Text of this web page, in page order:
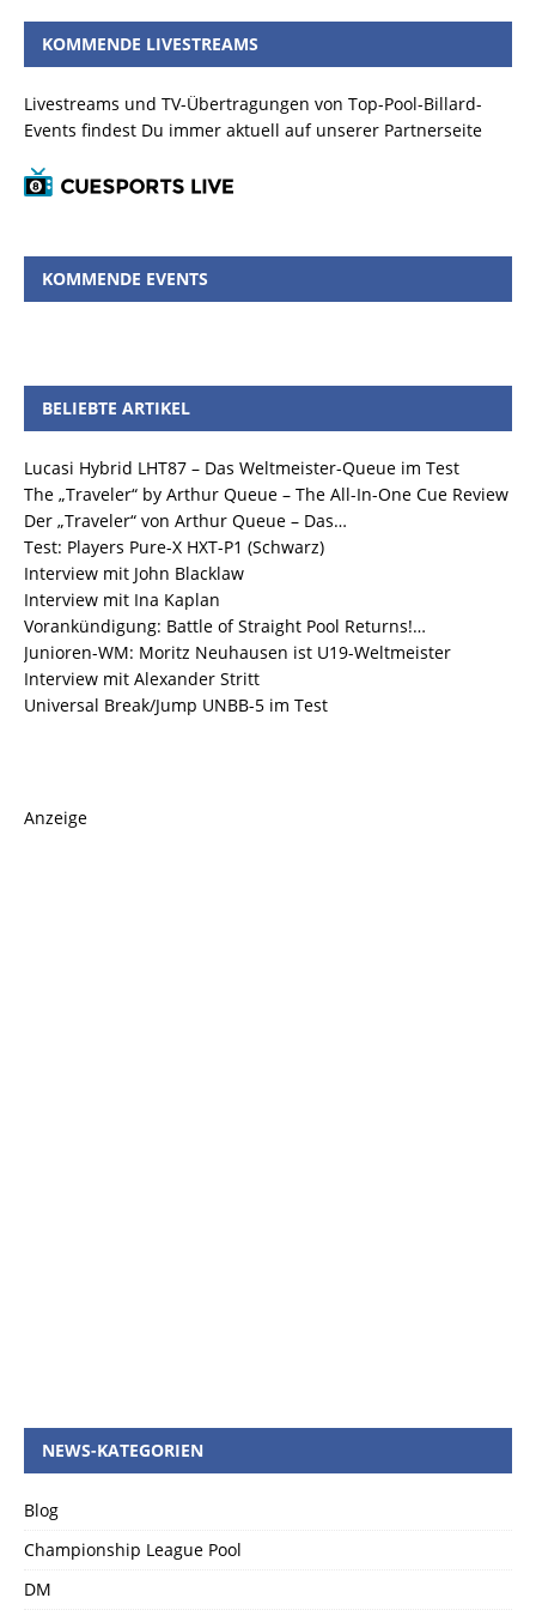
KOMMENDE LIVESTREAMS
Livestreams und TV-Übertragungen von Top-Pool-Billard-
Events findest Du immer aktuell auf unserer Partnerseite
KOMMENDE EVENTS
BELIEBTE ARTIKEL
Lucasi Hybrid LHT87 – Das Weltmeister-Queue im Test
The „Traveler“ by Arthur Queue – The All-In-One Cue Review
Der „Traveler“ von Arthur Queue – Das…
Test: Players Pure-X HXT-P1 (Schwarz)
Interview mit John Blacklaw
Interview mit Ina Kaplan
Vorankündigung: Battle of Straight Pool Returns!…
Junioren-WM: Moritz Neuhausen ist U19-Weltmeister
Interview mit Alexander Stritt
Universal Break/Jump UNBB-5 im Test
Anzeige
NEWS-KATEGORIEN
Blog
Championship League Pool
DM